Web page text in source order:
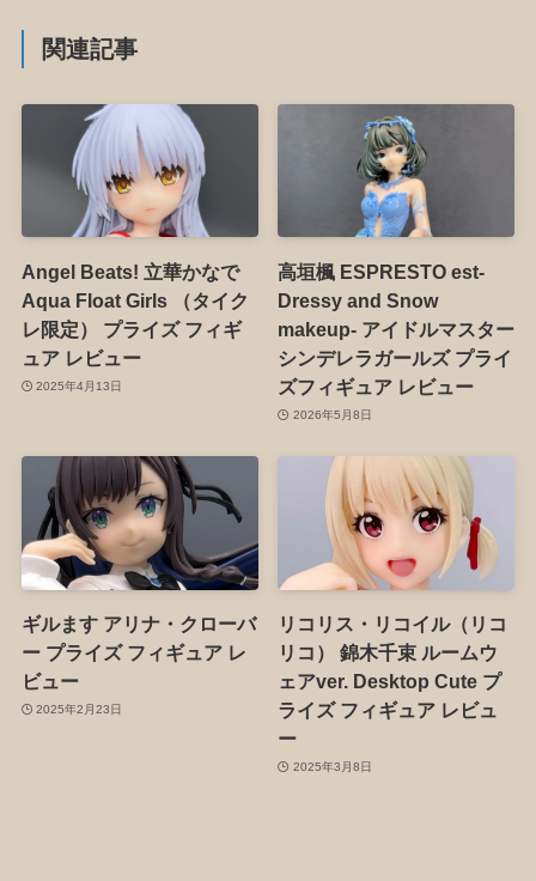
関連記事
Angel Beats! 立華かなで
Aqua Float Girls （タイク
レ限定） プライズ フィギ
ュア レビュー
2025年4月13日
高垣楓 ESPRESTO est-
Dressy and Snow
makeup- アイドルマスター
シンデレラガールズ プライ
ズフィギュア レビュー
2026年5月8日
ギルます アリナ・クローバ
ー プライズ フィギュア レ
ビュー
2025年2月23日
リコリス・リコイル（リコ
リコ） 錦木千束 ルームウ
ェアver. Desktop Cute プ
ライズ フィギュア レビュ
ー
2025年3月8日